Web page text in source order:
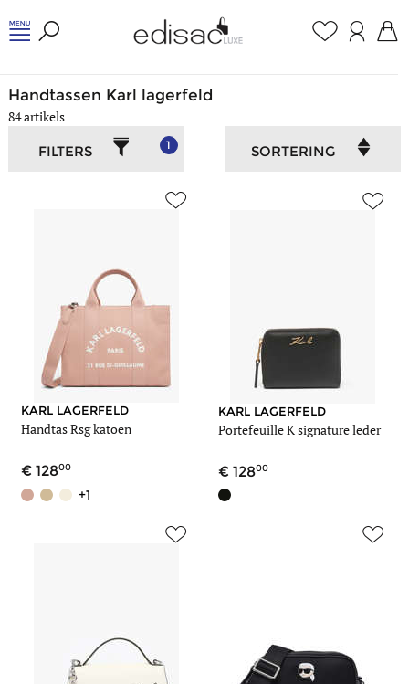
Handtassen Karl lagerfeld
84 artikels
FILTERS
1 SORTERING
KARL LAGERFELD
Handtas Rsg katoen
12800
+1
KARL LAGERFELD
Portefeuille K signature leder
12800